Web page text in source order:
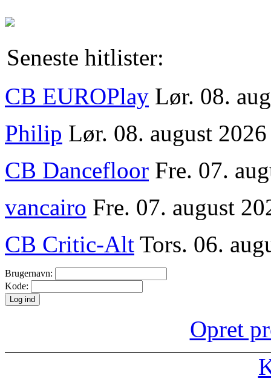
Seneste hitlister:
CB EUROPlay Lør. 08.
Philip Lør. 08. august
CB Dancefloor Fre. 07.
vancairo Fre. 07. august
CB Critic-Alt Tors. 06.
Brugernavn:
Kode:
Opret